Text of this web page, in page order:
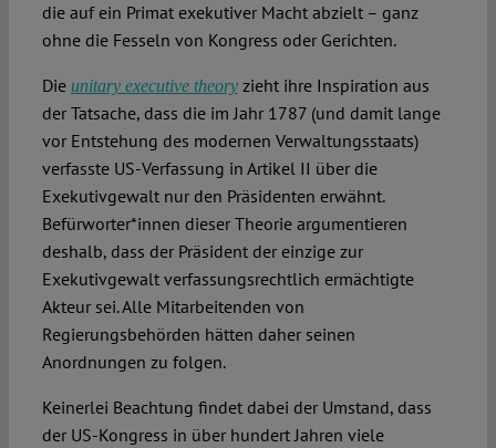
die auf ein Primat exekutiver Macht abzielt – ganz
ohne die Fesseln von Kongress oder Gerichten.
Die unitary executive theoryzieht ihre Inspiration aus
der Tatsache, dass die im Jahr 1787 (und damit lange
vor Entstehung des modernen Verwaltungsstaats)
verfasste US-Verfassung in Artikel II über die
Exekutivgewalt nur den Präsidenten erwähnt.
Befürworter*innen dieser Theorie argumentieren
deshalb, dass der Präsident der einzige zur
Exekutivgewalt verfassungsrechtlich ermächtigte
Akteur sei. Alle Mitarbeitenden von
Regierungsbehörden hätten daher seinen
Anordnungen zu folgen.
Keinerlei Beachtung findet dabei der Umstand, dass
der US-Kongress in über hundert Jahren viele